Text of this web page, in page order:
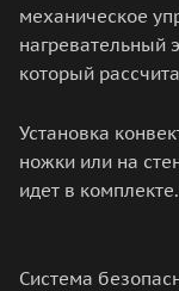
механическое
нагревательный
который
Установка
ножки или на
идет в комплекте.
Система